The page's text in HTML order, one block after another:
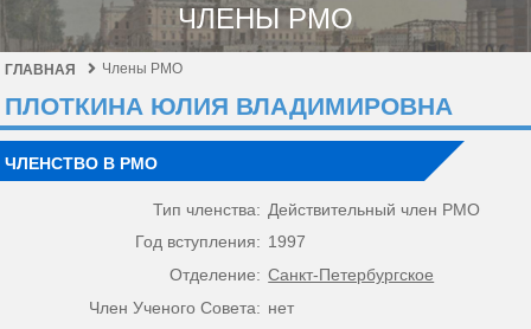
ЧЛЕНЫ РМО
ГЛАВНАЯ Члены РМО
ПЛОТКИНА ЮЛИЯ ВЛАДИМИРОВНА
ЧЛЕНСТВО В РМО
Тип членства: Действительный член РМО
Год вступления: 1997
Отделение: Санкт-Петербургское
Член Ученого Совета: нет